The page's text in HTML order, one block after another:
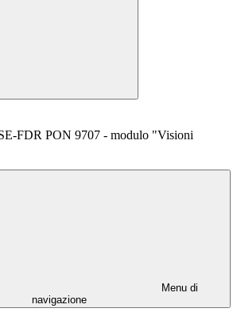
FDR PON 9707 - modulo "Visioni
Menu di
navigazione